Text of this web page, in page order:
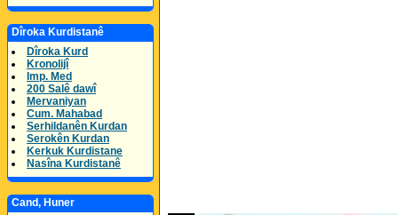
Dîroka Kurdistanê
Dîroka Kurd
Kronolijî
Imp. Med
200 Salê dawî
Mervaniyan
Cum. Mahabad
Serhildanên Kurdan
Serokên Kurdan
Kerkuk Kurdistane
Nasîna Kurdistanê
Cand, Huner